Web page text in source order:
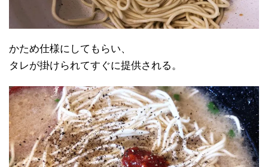
かため仕様にしてもらい、
タレが掛けられてすぐに提供される。